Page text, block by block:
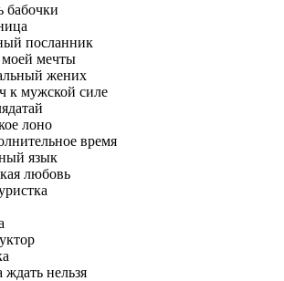
бабочки
посланник
мечты
жених
к мужской силе
лоно
время
язык
любовь
ждать нельзя